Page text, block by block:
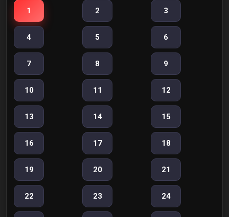
1 2 3
4 5 6
7 8 9
10 11 12
13 14 15
16 17 18
19 20 21
22 23 24